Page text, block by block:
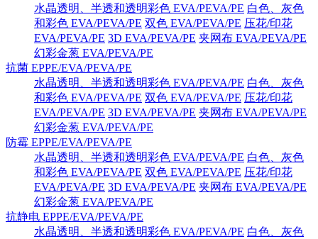
水晶透明、半透和透明彩色 EVA/PEVA/PE 白色、灰色
和彩色 EVA/PEVA/PE 双色 EVA/PEVA/PE 压花/印花
EVA/PEVA/PE 3D EVA/PEVA/PE 夹网布 EVA/PEVA/PE
幻彩金葱 EVA/PEVA/PE
抗菌 EPPE/EVA/PEVA/PE
水晶透明、半透和透明彩色 EVA/PEVA/PE 白色、灰色
和彩色 EVA/PEVA/PE 双色 EVA/PEVA/PE 压花/印花
EVA/PEVA/PE 3D EVA/PEVA/PE 夹网布 EVA/PEVA/PE
幻彩金葱 EVA/PEVA/PE
防霉 EPPE/EVA/PEVA/PE
水晶透明、半透和透明彩色 EVA/PEVA/PE 白色、灰色
和彩色 EVA/PEVA/PE 双色 EVA/PEVA/PE 压花/印花
EVA/PEVA/PE 3D EVA/PEVA/PE 夹网布 EVA/PEVA/PE
幻彩金葱 EVA/PEVA/PE
抗静电 EPPE/EVA/PEVA/PE
水晶透明、半透和透明彩色 EVA/PEVA/PE 白色、灰色